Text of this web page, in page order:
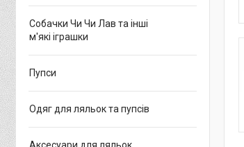
Собачки Чи Чи Лав та інші
м'які іграшки
Пупси
Одяг для ляльок та пупсів